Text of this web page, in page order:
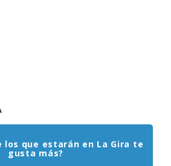
los que estarán en La Gira te
gusta más?